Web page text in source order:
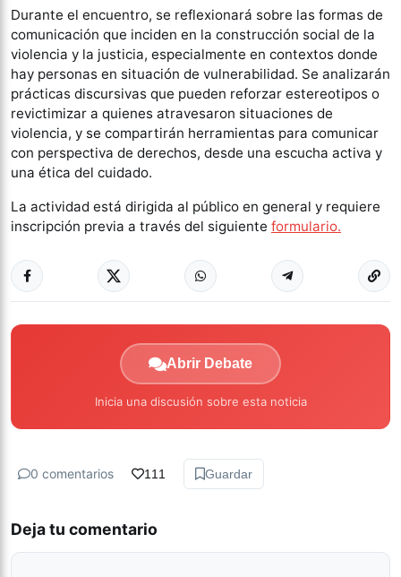
Durante el encuentro, se reflexionará sobre las formas de
comunicación que inciden en la construcción social de la
violencia y la justicia, especialmente en contextos donde
hay personas en situación de vulnerabilidad. Se analizarán
prácticas discursivas que pueden reforzar estereotipos o
revictimizar a quienes atravesaron situaciones de
violencia, y se compartirán herramientas para comunicar
con perspectiva de derechos, desde una escucha activa y
una ética del cuidado.
La actividad está dirigida al público en general y requiere
inscripción previa a través del siguiente formulario.
Abrir Debate
Inicia una discusión sobre esta noticia
0 comentarios 111 Guardar
Deja tu comentario